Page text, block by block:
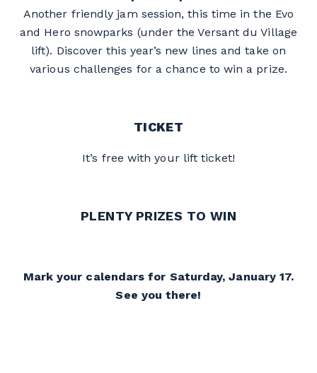
Another friendly jam session, this time in the Evo
and Hero snowparks (under the Versant du Village
lift). Discover this year’s new lines and take on
various challenges for a chance to win a prize.
TICKET
It’s free with your lift ticket!
PLENTY PRIZES TO WIN
Mark your calendars for Saturday, January 17.
See you there!